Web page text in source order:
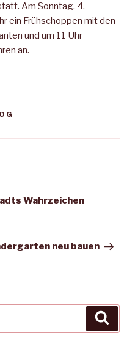
Am Sonntag, 4.
ein Frühschoppen mit den
und um 11 Uhr
an.
Wahrzeichen
neu bauen